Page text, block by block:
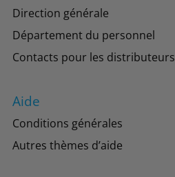
Direction générale
Département du personnel
Contacts pour les distributeurs
Aide
Conditions générales
Autres thèmes d’aide